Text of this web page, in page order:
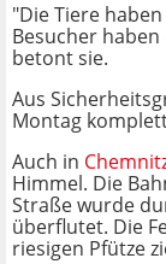
"Die Tiere
Besucher
betont sie.
Aus
Montag
Auch in
Himmel. Die
Straße wurde
überflutet. Die
riesigen Pfütze